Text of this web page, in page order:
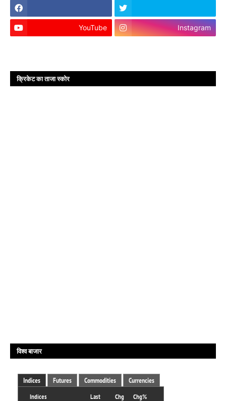
YouTube Instagram
क्रिकेट का ताजा स्कोर
विश्व बाजार